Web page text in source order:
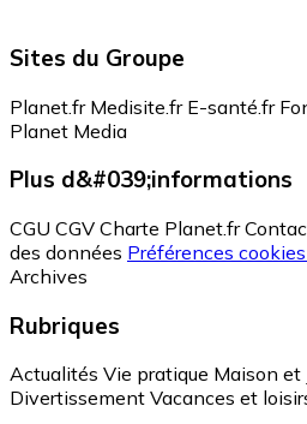
Sites du Groupe
Planet.fr Medisite.fr E-santé.fr
Planet Media
Plus d&#039;informations
CGU CGV Charte Planet.fr
des données Préférences cookies
Archives
Rubriques
Actualités Vie pratique Maison et
Divertissement Vacances et